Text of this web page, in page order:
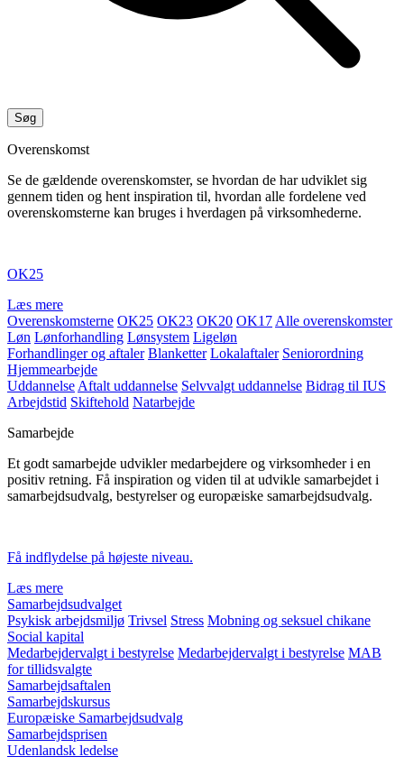
Overenskomst
Se de gældende overenskomster, se hvordan de har udviklet sig
gennem tiden og hent inspiration til, hvordan alle fordelene ved
overenskomsterne kan bruges i hverdagen på virksomhederne.
OK25
Læs mere
Overenskomsterne OK25 OK23 OK20 OK17 Alle overenskomster
Løn Lønforhandling Lønsystem Ligeløn
Forhandlinger og aftaler Blanketter Lokalaftaler Seniorordning
Hjemmearbejde
Uddannelse Aftalt uddannelse Selvvalgt uddannelse Bidrag til IUS
Arbejdstid Skiftehold Natarbejde
Samarbejde
Et godt samarbejde udvikler medarbejdere og virksomheder i en
positiv retning. Få inspiration og viden til at udvikle samarbejdet i
samarbejdsudvalg, bestyrelser og europæiske samarbejdsudvalg.
Få indflydelse på højeste niveau.
Læs mere
Samarbejdsudvalget
Psykisk arbejdsmiljø Trivsel Stress Mobning og seksuel chikane
Social kapital
Medarbejdervalgt i bestyrelse Medarbejdervalgt i bestyrelse MAB
for tillidsvalgte
Samarbejdsaftalen
Samarbejdskursus
Europæiske Samarbejdsudvalg
Samarbejdsprisen
Udenlandsk ledelse